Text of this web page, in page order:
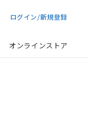
ログイン/新規登録
オンラインストア